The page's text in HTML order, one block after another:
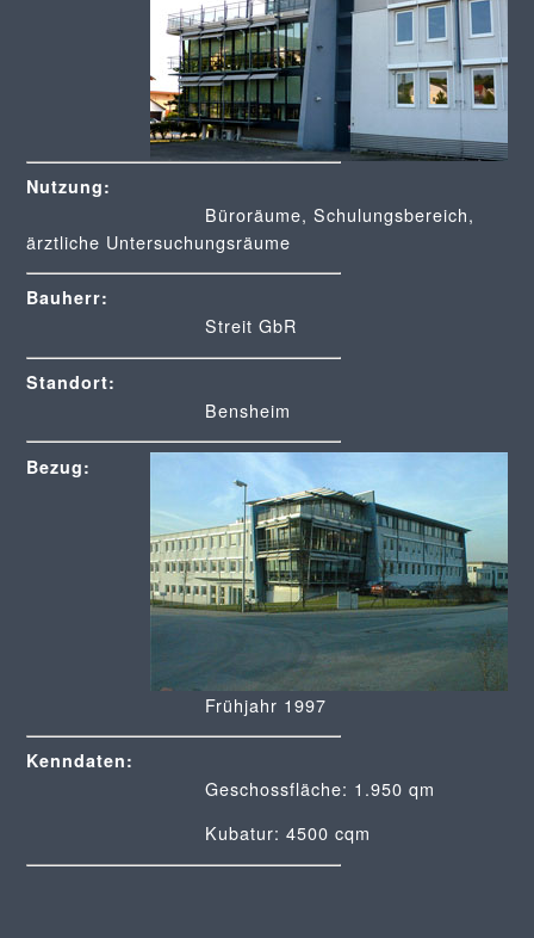
Nutzung:
Büroräume, Schulungsbereich,
ärztliche Untersuchungsräume
Bauherr:
Streit GbR
Standort:
Bensheim
Bezug:
Frühjahr 1997
Kenndaten:
Geschossfläche: 1.950 qm
Kubatur: 4500 cqm